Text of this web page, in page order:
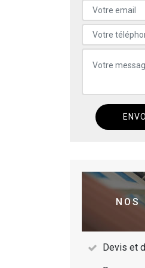
NOS
Devis et